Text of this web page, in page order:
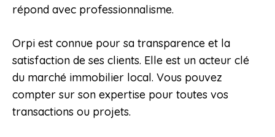
répond avec professionnalisme.
Orpi est connue pour sa transparence et la
satisfaction de ses clients. Elle est un acteur clé
du marché immobilier local. Vous pouvez
compter sur son expertise pour toutes vos
transactions ou projets.